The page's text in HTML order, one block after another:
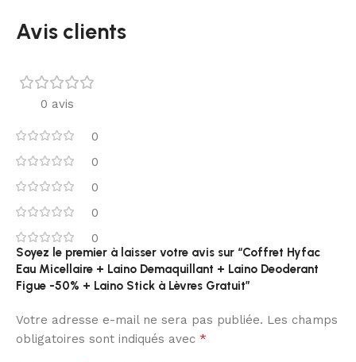
Avis clients
0 avis
0
0
0
0
0
Soyez le premier à laisser votre avis sur “Coffret Hyfac
Eau Micellaire + Laino Demaquillant + Laino Deoderant
Figue -50% + Laino Stick à Lèvres Gratuit”
Votre adresse e-mail ne sera pas publiée. Les champs
obligatoires sont indiqués avec *